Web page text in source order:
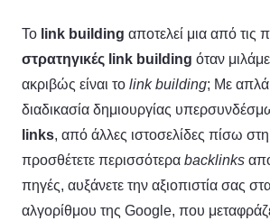
Το link building αποτελεί μια από τις
στρατηγικές link building όταν
ακριβώς είναι το linkbuilding; Με απλά
διαδικασία δημιουργίας
links, από άλλες ιστοσελίδες πίσω
προσθέτετε περισσότερα backlinks
πηγές, αυξάνετε την αξιοπιστία σας
αλγορίθμου της Google, που